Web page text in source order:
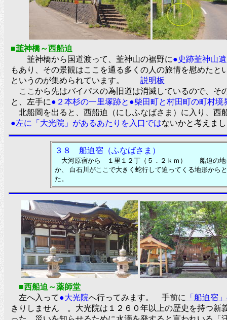
■韮神橋～西船迫
韮神橋から国道渡って、韮神山の裾野に●史跡韮神山
もあり、その景観はここを通る多くの人の旅情を慰めた
というのが集められています。 説明板
ここから先はバイパスの為旧道は消滅しているので、
と、左手に●２本杉の一里塚跡と●柴田町と村田町の町村境
北船岡を出ると、西船迫（にしふなばさま）に入り、西
●左に「大光院」があるあたりを入口ではないかと考
３８ 船迫宿 （ふなばさま）
大河原宿から １里１２丁（５．２ｋｍ） 船迫の地名
か、 白石川がここで大きく蛇行して迫ってくる地形か
た。
■西船迫～薬師堂
左へ入って●大光院へ行ってみます。 手前に
「船迫宿
きりしません 。大光院は１２６０年以上の歴史を持つ新